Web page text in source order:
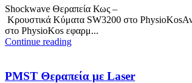
Shockwave Θεραπεία Κως –
Κρουστικά Κύματα SW3200 στο
στο PhysioKos εφαρμ...
Continue reading
PMST Θεραπεία με Laser